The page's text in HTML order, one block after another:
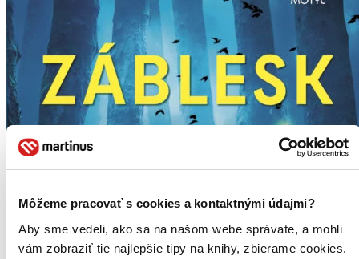
Môžeme pracovať s cookies a kontaktnými údajmi?
Aby sme vedeli, ako sa na našom webe správate, a mohli
vám zobraziť tie najlepšie tipy na knihy, zbierame cookies.